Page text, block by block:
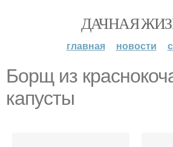
ДАЧНАЯ
главная новости
Борщ из
капусты